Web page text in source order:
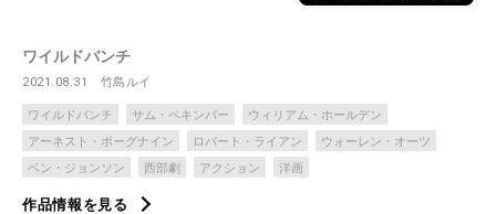
ワイルドバンチ
2021.08.31 竹島ルイ
ワイルドバンチ サム・ペキンパー
ウィリアム・ホールデン
アーネスト・ボーグナイン
ロバート・ライアン
ウォーレン・オーツ
ベン・ジョンソン
西部劇 アクション 洋画
作品情報を見る